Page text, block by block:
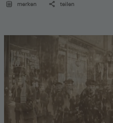
merken teilen